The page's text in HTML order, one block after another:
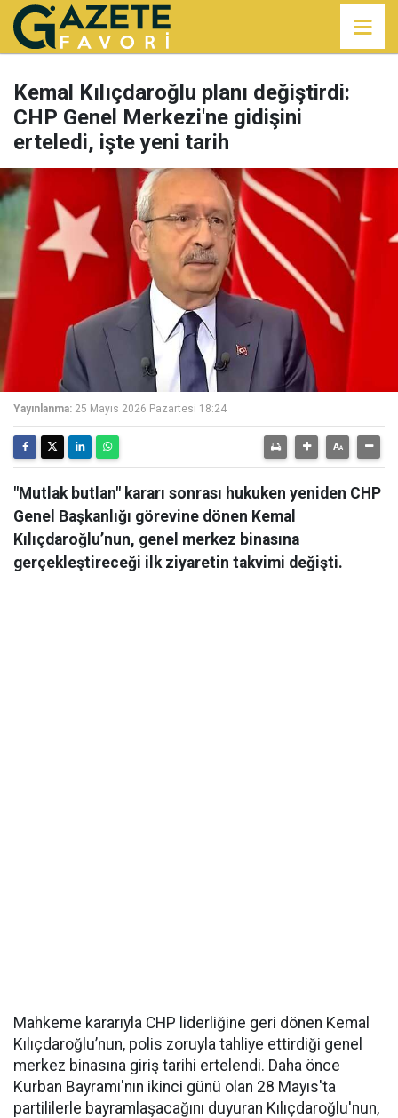
Kemal Kılıçdaroğlu planı değiştirdi:
CHP Genel Merkezi'ne gidişini
erteledi, işte yeni tarih
Yayınlanma: 25 Mayıs 2026 Pazartesi 18:24
"Mutlak butlan" kararı sonrası hukuken yeniden CHP
Genel Başkanlığı görevine dönen Kemal
Kılıçdaroğlu’nun, genel merkez binasına
gerçekleştireceği ilk ziyaretin takvimi değişti.
Mahkeme kararıyla CHP liderliğine geri dönen Kemal
Kılıçdaroğlu’nun, polis zoruyla tahliye ettirdiği genel
merkez binasına giriş tarihi ertelendi. Daha önce
Kurban Bayramı'nın ikinci günü olan 28 Mayıs'ta
partililerle bayramlaşacağını duyuran Kılıçdaroğlu'nun,